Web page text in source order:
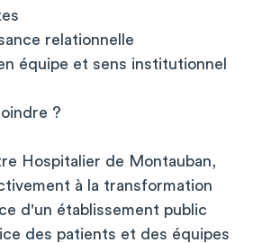
relationnelle
équipe et sens institutionnel
?
Hospitalier de Montauban,
à la transformation
d'un établissement public
des patients et des équipes